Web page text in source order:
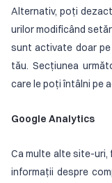
Alternativ, poți
urilor modificând
sunt activate doar
tău. Secțiunea
care le poți întâlni pe
Google Analytics
Ca multe alte site-
informații despre